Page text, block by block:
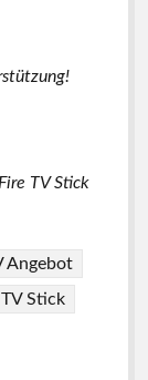
TV Stick
Angebot
Stick